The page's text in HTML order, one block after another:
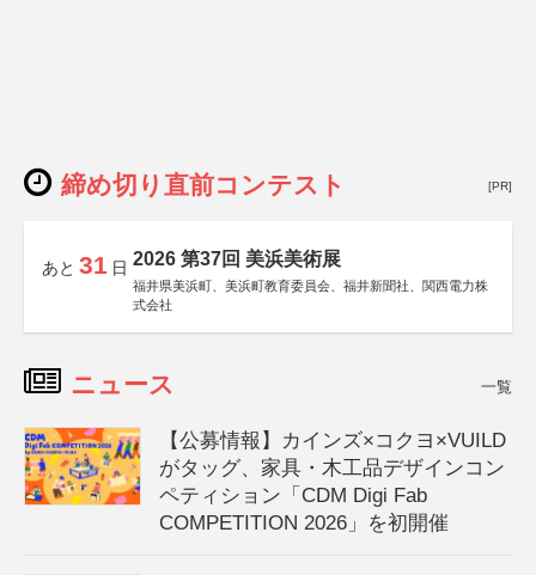
締め切り直前コンテスト [PR]
あと 31 日 2026 第37回 美浜美術展
福井県美浜町、美浜町教育委員会、福井新聞社、関西電力株
式会社
ニュース 一覧
【公募情報】カインズ×コクヨ×VUILD
がタッグ、家具・木工品デザインコン
ペティション「CDM Digi Fab
COMPETITION 2026」を初開催